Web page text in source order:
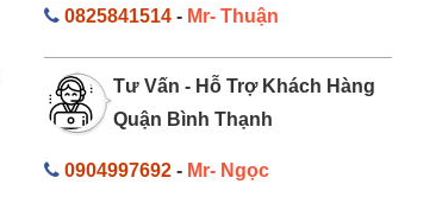
0825841514- Mr- Thuận
Tư Vấn - Hỗ Trợ Khách Hàng
Quận Bình Thạnh
0904997692- Mr- Ngọc